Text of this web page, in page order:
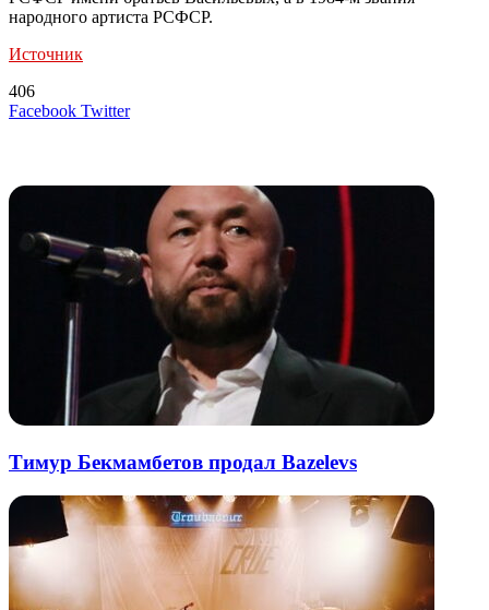
народного артиста РСФСР.
Источник
406
Facebook TwitterLinkedIn
Tumblr
Reddit
Вконтакте
Одноклассники
Skype
Messenger
Messenger
WhatsApp
Telegram
Viber
Line
Поделиться
Печатать
Тимур Бекмамбетов продал Bazelevs